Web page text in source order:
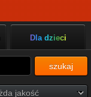
Dla dzieci
szukaj